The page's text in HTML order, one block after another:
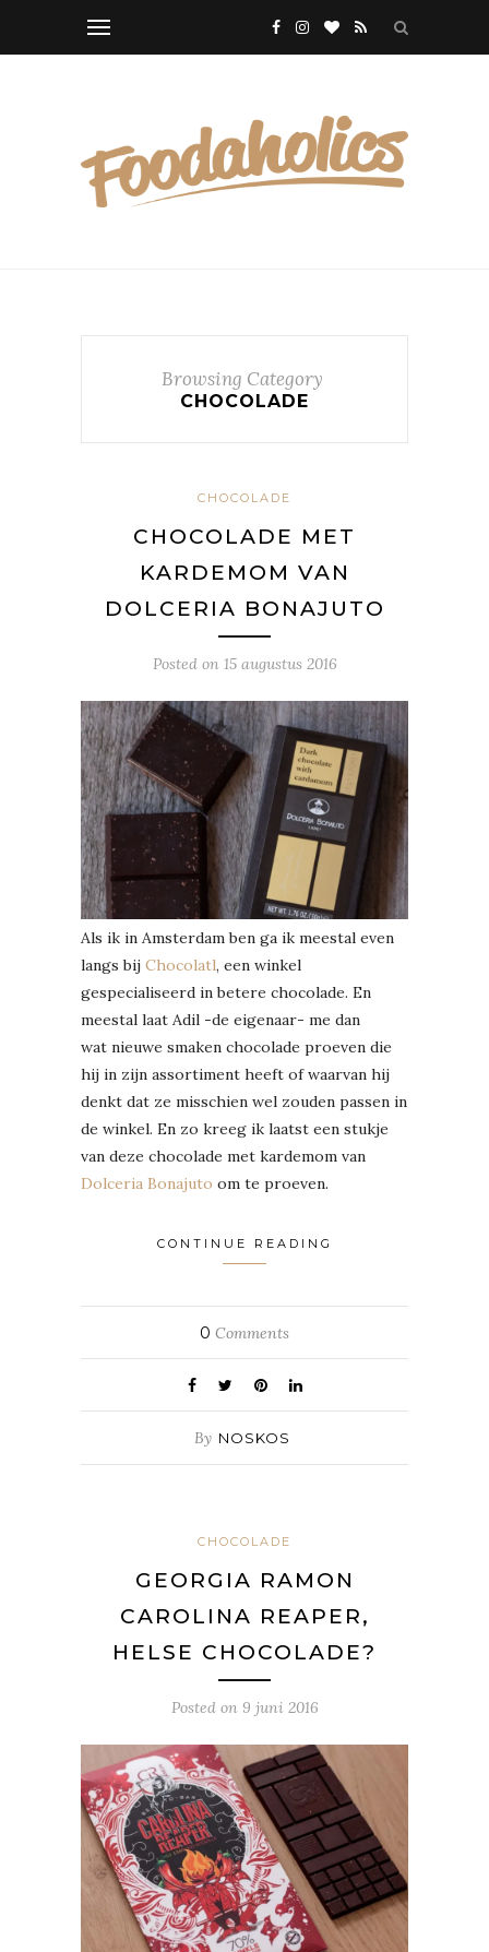
Browsing Category
CHOCOLADE
CHOCOLADE
CHOCOLADE MET
KARDEMOM VAN
DOLCERIA BONAJUTO
Posted on 15 augustus 2016
Als ik in Amsterdam ben ga ik meestal even
langs bij Chocolatl, een winkel
gespecialiseerd in betere chocolade. En
meestal laat Adil -de eigenaar- me dan
wat nieuwe smaken chocolade proeven die
hij in zijn assortiment heeft of waarvan hij
denkt dat ze misschien wel zouden passen in
de winkel. En zo kreeg ik laatst een stukje
van deze chocolade met kardemom van
Dolceria Bonajuto om te proeven.
CONTINUE READING
0 Comments
By NOSKOS
CHOCOLADE
GEORGIA RAMON
CAROLINA REAPER,
HELSE CHOCOLADE?
Posted on 9 juni 2016